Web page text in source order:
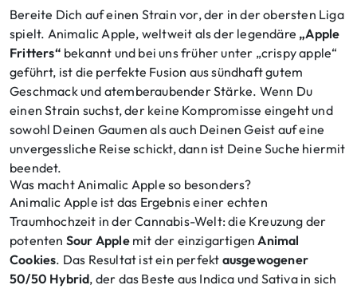
Bereite Dich auf einen Strain vor, der in der obersten Liga
spielt. Animalic Apple, weltweit als der legendäre „Apple
Fritters“ bekannt und bei uns früher unter „crispy apple“
geführt, ist die perfekte Fusion aus sündhaft gutem
Geschmack und atemberaubender Stärke. Wenn Du
einen Strain suchst, der keine Kompromisse eingeht und
sowohl Deinen Gaumen als auch Deinen Geist auf eine
unvergessliche Reise schickt, dann ist Deine Suche hiermit
beendet.
Was macht Animalic Apple so besonders?
Animalic Apple ist das Ergebnis einer echten
Traumhochzeit in der Cannabis-Welt: die Kreuzung der
potenten Sour Applemit der einzigartigenAnimal
Cookies. Das Resultat ist ein perfekt ausgewogener
50/50 Hybrid, der das Beste aus Indica und Sativa in sich